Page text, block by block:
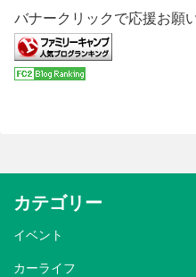
バナークリックで応援お願
カテゴリー
イベント
カーライフ